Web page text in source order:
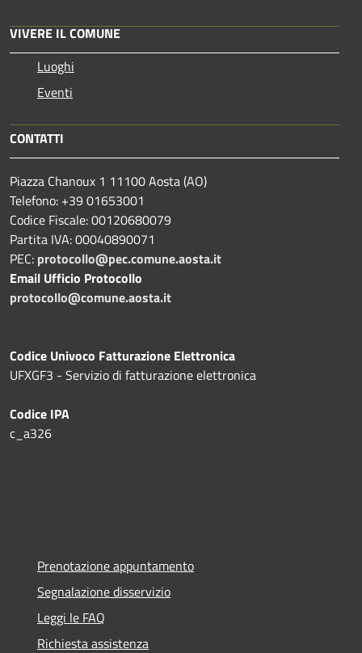
VIVERE IL COMUNE
Luoghi
Eventi
CONTATTI
Piazza Chanoux 1 11100 Aosta (AO)
Telefono: +39 01653001
Codice Fiscale: 00120680079
Partita IVA: 00040890071
PEC: protocollo@pec.comune.aosta.it
Email Ufficio Protocollo
protocollo@comune.aosta.it
Codice Univoco Fatturazione Elettronica
UFXGF3 - Servizio di fatturazione elettronica
Codice IPA
c_a326
Prenotazione appuntamento
Segnalazione disservizio
Leggi le FAQ
Richiesta assistenza